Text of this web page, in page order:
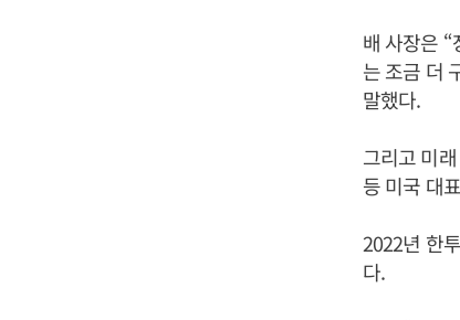
배 사장은
는 조금 더
말했다.
그리고 미
등 미국 대
2022년 한
다.